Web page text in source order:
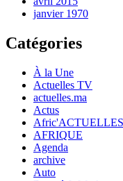
janvier 1970
Catégories
À la Une
Actuelles TV
actuelles.ma
Actus
Afric'ACTUELLES
AFRIQUE
Agenda
archive
Auto